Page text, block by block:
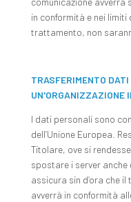
in conformità e nei limiti
trattamento, non
TRASFERIMENTO
UN'ORGANIZZAZIONE
I dati personali sono
dell’Unione Europea.
Titolare, ove si
spostare i server
assicura sin d’ora che
avverrà in conformità